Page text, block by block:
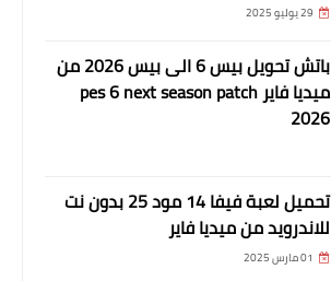
29 يوليو 2025
باتش تحويل بيس 6 الى بيس 2026 من
ميديا فاير pes 6 next season patch
2026
تحميل لعبة فيفا 14 مود 25 بدون نت
للاندرويد من ميديا فاير
01 مارس 2025